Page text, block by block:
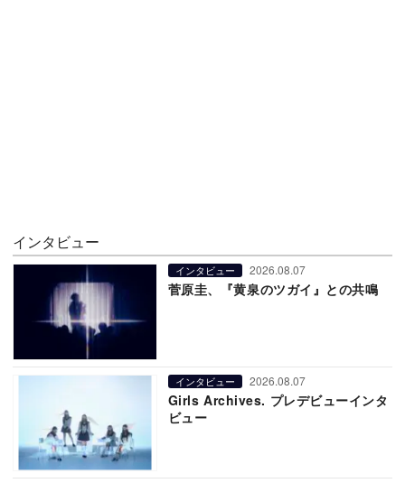
インタビュー
インタビュー 2026.08.07
菅原圭、『黄泉のツガイ』との共鳴
インタビュー 2026.08.07
Girls Archives. プレデビューインタ
ビュー